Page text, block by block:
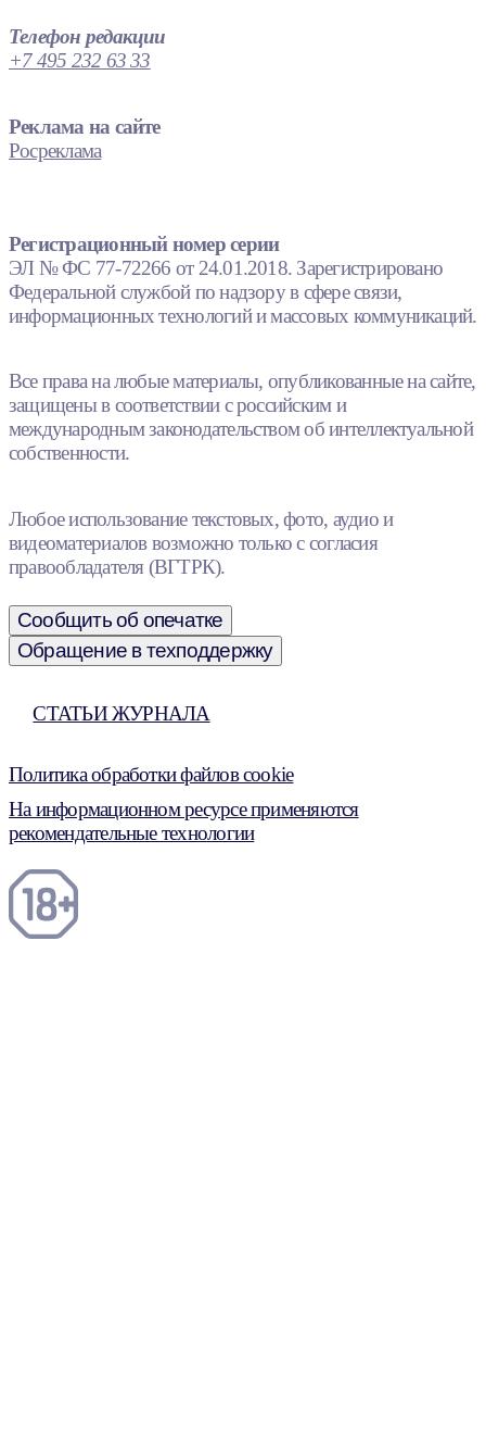
Телефон редакции
+7 495 232 63 33
Реклама на сайте
Росреклама
Регистрационный номер серии
ЭЛ № ФС 77-72266 от 24.01.2018. Зарегистрировано
Федеральной службой по надзору в сфере связи,
информационных технологий и массовых коммуникаций.
Все права на любые материалы, опубликованные на сайте,
защищены в соответствии с российским и
международным законодательством об интеллектуальной
собственности.
Любое использование текстовых, фото, аудио и
видеоматериалов возможно только с согласия
правообладателя (ВГТРК).
Сообщить об опечатке
Обращение в техподдержку
СТАТЬИ ЖУРНАЛА
Политика обработки файлов cookie
На информационном ресурсе применяются
рекомендательные технологии